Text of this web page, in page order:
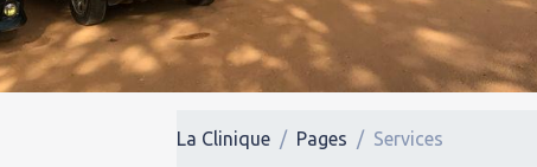
La Clinique Pages Services